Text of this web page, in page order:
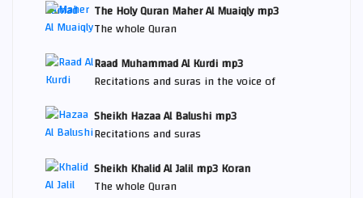
The Holy Quran Maher Al Muaiqly mp3
The whole Quran
Raad Muhammad Al Kurdi mp3
Recitations and suras in the voice of
Sheikh Hazaa Al Balushi mp3
Recitations and suras
Sheikh Khalid Al Jalil mp3 Koran
The whole Quran